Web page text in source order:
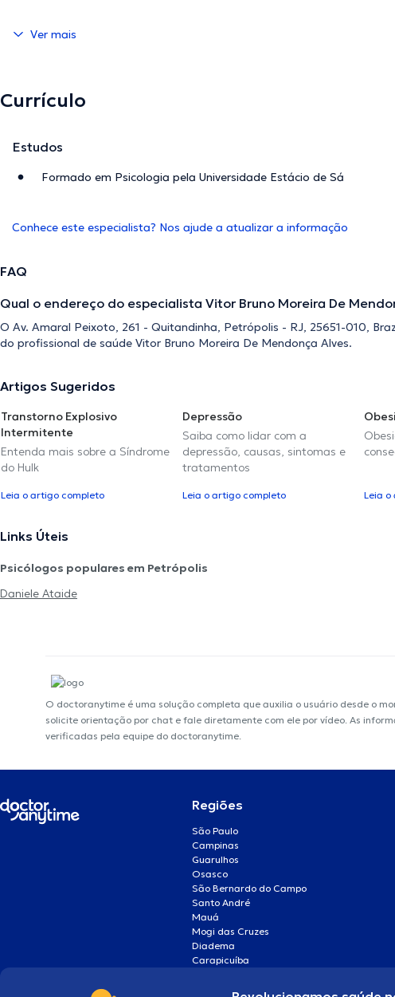
Ver mais
Currículo
Estudos
Formado em Psicologia pela Universidade Estácio de Sá
Conhece este especialista? Nos ajude a atualizar a informação
FAQ
Qual o endereço do especialista Vitor Bruno Moreira De
O Av. Amaral Peixoto, 261 - Quitandinha, Petrópolis - RJ, 25651-010,
do profissional de saúde Vitor Bruno Moreira De Mendonça Alves.
Artigos Sugeridos
Transtorno Explosivo
Intermitente
Entenda mais sobre a Síndrome
do Hulk
Leia o artigo completo
Depressão
Saiba como lidar com a
depressão, causas, sintomas e
tratamentos
Leia o artigo completo Leia o
Links Úteis
Psicólogos populares em Petrópolis
Daniele Ataide
O doctoranytime é uma solução completa que auxilia o usuário desde o
solicite orientação por chat e fale diretamente com ele por vídeo. As
verificadas pela equipe do doctoranytime.
Regiões
São Paulo
Campinas
Guarulhos
Osasco
São Bernardo do Campo
Santo André
Mauá
Mogi das Cruzes
Diadema
Carapicuíba